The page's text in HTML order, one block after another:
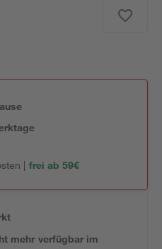
| frei ab 59€
mehr verfügbar im